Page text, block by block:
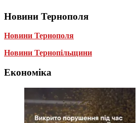
Новини Тернополя
Новини Тернополя
Новини Тернопільщини
Економіка